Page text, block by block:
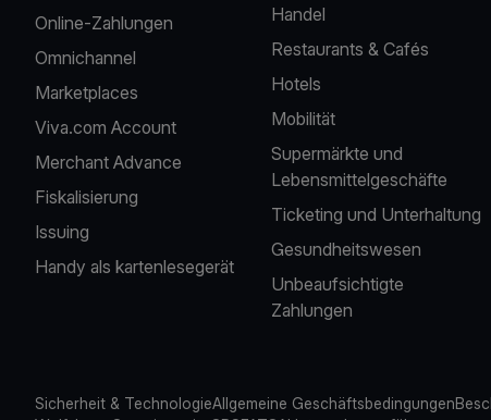
Online-Zahlungen
Omnichannel
Marketplaces
Viva.com Account
Merchant Advance
Fiskalisierung
Issuing
Handy als kartenlesegerät
Handel
Restaurants & Cafés
Hotels
Mobilität
Supermärkte und
Lebensmittelgeschäfte
Ticketing und Unterhaltung
Gesundheitswesen
Unbeaufsichtigte
Zahlungen
Sicherheit & TechnologieAllgemeine Geschäftsbedingungen